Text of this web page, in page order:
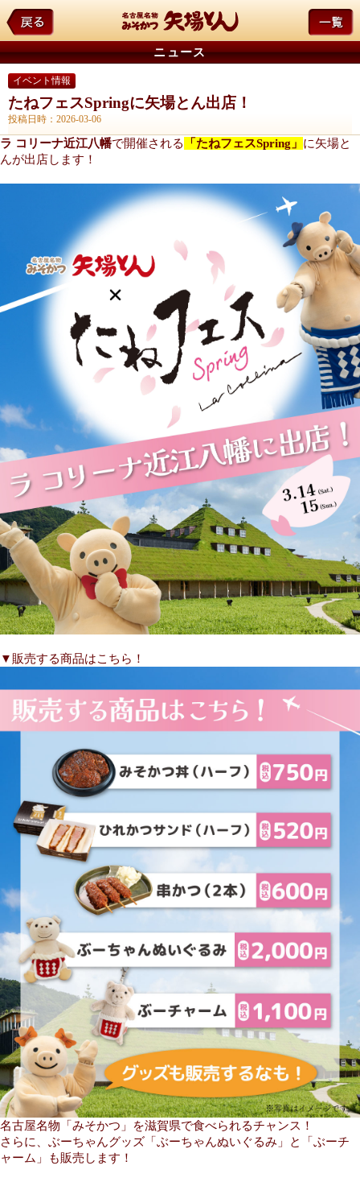
ニュース
イベント情報
たねフェスSpringに矢場とん出店！
投稿日時：2026-03-06
ラ コリーナ近江八幡で開催される 「たねフェスSpring」 に矢場と
んが出店します！
▼販売する商品はこちら！
名古屋名物「みそかつ」を滋賀県で食べられるチャンス！
さらに、ぶーちゃんグッズ「ぶーちゃんぬいぐるみ」と「ぶーチ
ャーム」も販売します！